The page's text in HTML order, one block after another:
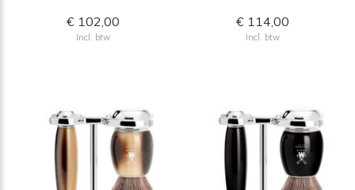
€ 102,00
Incl. btw
€ 114,00
Incl. btw